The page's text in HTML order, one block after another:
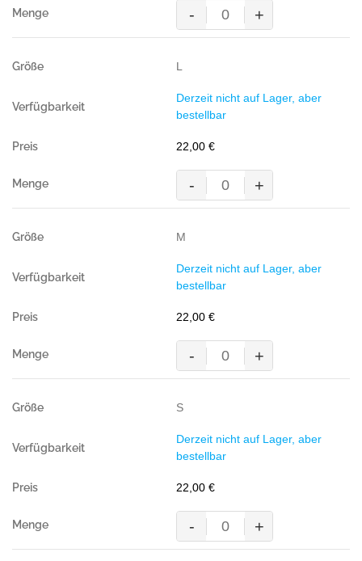
Pocket-
Poloshirt
TANNE(
200
Menge
- +
L
Derzeit nicht auf Lager, aber
bestellbar
22,00 €
Pocket-
Poloshirt
TANNE(
200
Menge
- +
M
Derzeit nicht auf Lager, aber
bestellbar
22,00 €
Pocket-
Poloshirt
TANNE(
200
Menge
- +
S
Derzeit nicht auf Lager, aber
bestellbar
22,00 €
Pocket-
Poloshirt
- +